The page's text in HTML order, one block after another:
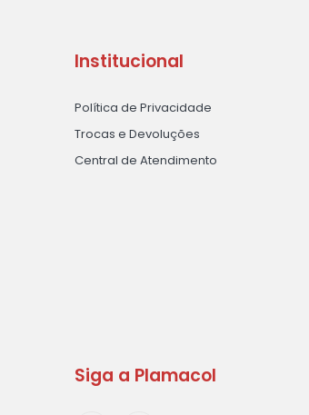
Institucional
Política de Privacidade
Trocas e Devoluções
Central de Atendimento
Siga a Plamacol